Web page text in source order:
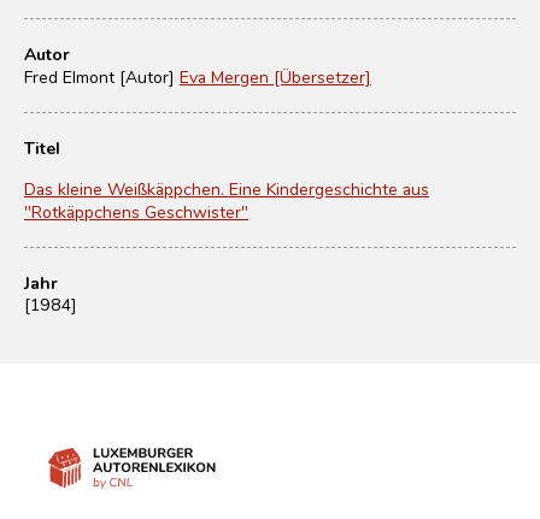
Autor
Fred Elmont [Autor] Eva Mergen [Übersetzer]
Titel
Das kleine Weißkäppchen. Eine Kindergeschichte aus
"Rotkäppchens Geschwister"
Jahr
[1984]